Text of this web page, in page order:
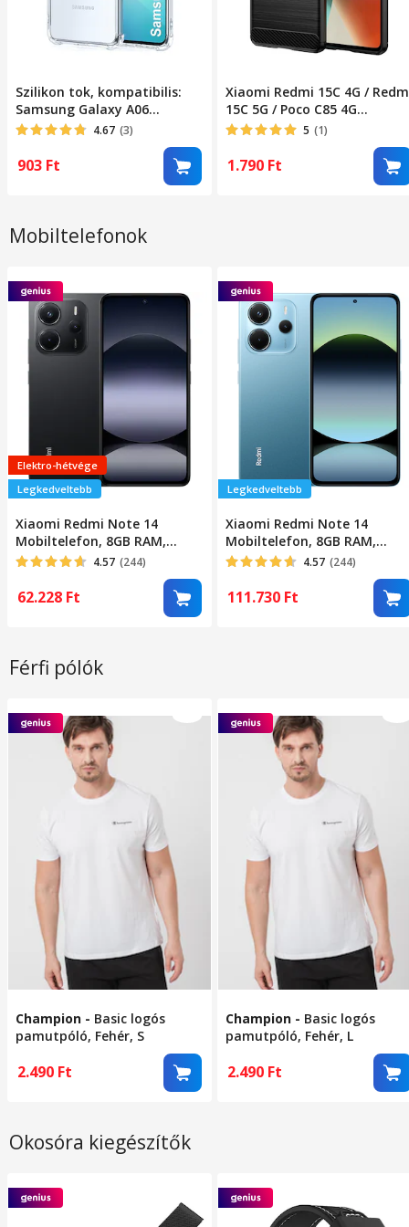
Szilikon tok, kompatibilis:
Samsung Galaxy A06
ütésálló átlátszó
4.67 (3)
903 Ft
Xiaomi Redmi 15C 4G /
15C 5G / Poco C85 4G
kompatibilis szilikon
hátlaptok, karbon mintás,
fekete, Carbon case
5 (1)
1.790 Ft
Mobiltelefonok
Elektro-hétvége
Legkedveltebb
Xiaomi Redmi Note 14
Mobiltelefon, 8GB RAM,
256GB, Éjfekete
4.57 (244)
62.228 Ft
Legkedveltebb
Xiaomi Redmi Note 14
Mobiltelefon, 8GB RAM,
256GB, Kék 4.57 (244)
111.730 Ft
Férfi pólók
Champion - Basic logós
pamutpóló, Fehér, S
2.490 Ft
Champion - Basic logós
pamutpóló, Fehér, L
2.490 Ft
Okosóra kiegészítők